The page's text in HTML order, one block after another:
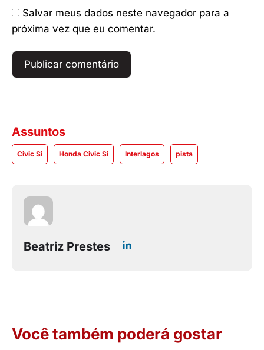
Salvar meus dados neste navegador para a
próxima vez que eu comentar.
Assuntos
Civic Si Honda Civic Si Interlagos pista
Beatriz Prestes
Você também poderá gostar